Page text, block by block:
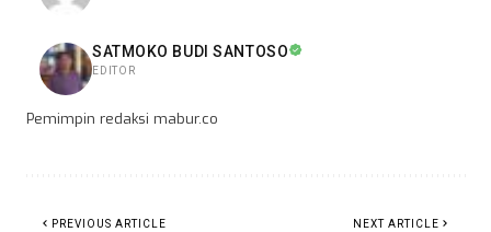
SATMOKO BUDI SANTOSO
EDITOR
Pemimpin redaksi mabur.co
PREVIOUS ARTICLE NEXT ARTICLE